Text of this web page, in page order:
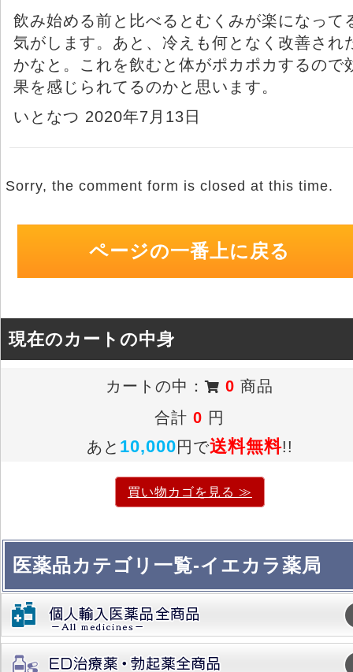
飲み始める前と比べるとむくみが楽になって
気がします。あと、冷えも何となく改善され
かなと。これを飲むと体がポカポカするので
果を感じられてるのかと思います。
いとなつ 2020年7月13日
Sorry, the comment form is closed at this time.
ページの一番上に戻る
現在のカートの中身
カートの中： 0 商品
合計0 円
あと 10,000円で送料無料!!
買い物カゴを見る ≫
医薬品カテゴリ一覧-イエカラ薬局